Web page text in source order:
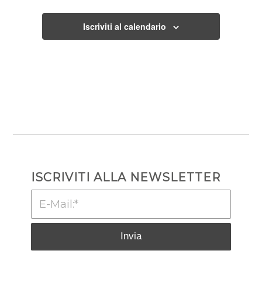
Iscriviti al calendario
ISCRIVITI ALLA NEWSLETTER